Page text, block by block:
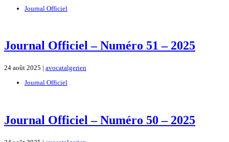
Journal Officiel
Journal Officiel – Numéro 51 – 2025
24 août 2025 | avocatalgerien
Journal Officiel
Journal Officiel – Numéro 50 – 2025